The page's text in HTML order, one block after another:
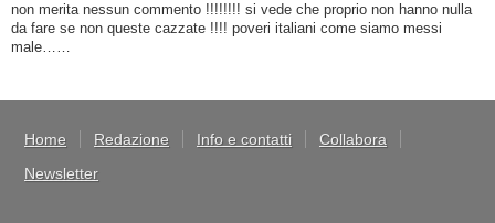
non merita nessun commento !!!!!!!! si vede che proprio non hanno nulla
da fare se non queste cazzate !!!! poveri italiani come siamo messi
male……
Home Redazione Info e contatti
Collabora
Newsletter